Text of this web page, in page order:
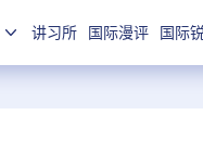
讲习所 国际漫评 国际